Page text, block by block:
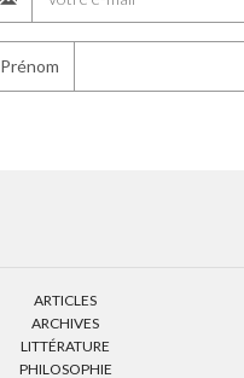
Prénom
ARTICLES
ARCHIVES
LITTÉRATURE
PHILOSOPHIE